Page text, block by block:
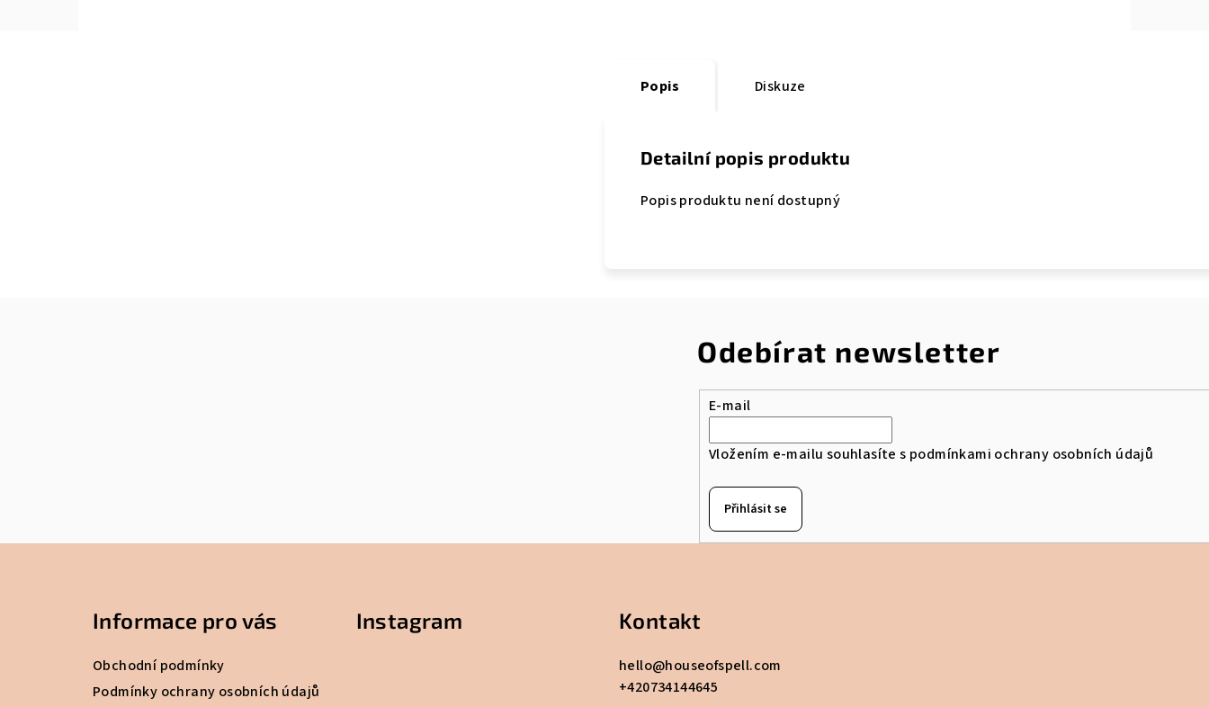
Popis Diskuze
Detailní popis produktu
Popis produktu není dostupný
Odebírat newsletter
E-mail
Vložením e-mailu souhlasíte s podmínkami ochrany osobních údajů
Přihlásit se
Informace pro vás
Obchodní podmínky
Podmínky ochrany osobních údajů
Instagram Kontakt
hello@houseofspell.com
+420734144645